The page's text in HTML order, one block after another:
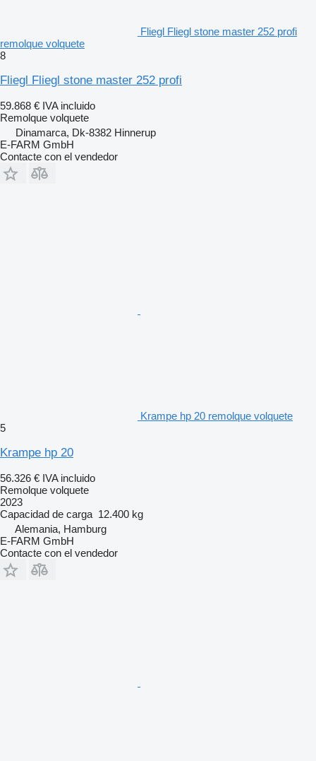
Fliegl Fliegl stone master 252 profi
remolque volquete
8
Fliegl Fliegl stone master 252 profi
59.868 € IVA incluido
Remolque volquete
Dinamarca, Dk-8382 Hinnerup
E-FARM GmbH
Contacte con el vendedor
Krampe hp 20 remolque volquete
5
Krampe hp 20
56.326 € IVA incluido
Remolque volquete
2023
Capacidad de carga 12.400 kg
Alemania, Hamburg
E-FARM GmbH
Contacte con el vendedor